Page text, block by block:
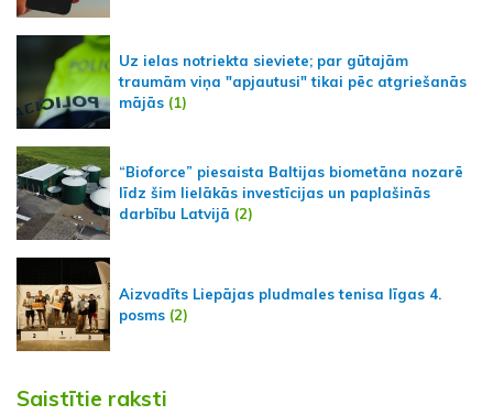
Uz ielas notriekta sieviete; par gūtajām
traumām viņa "apjautusi" tikai pēc atgriešanās
mājās (1)
“Bioforce” piesaista Baltijas biometāna nozarē
līdz šim lielākās investīcijas un paplašinās
darbību Latvijā (2)
Aizvadīts Liepājas pludmales tenisa līgas 4.
posms (2)
Saistītie raksti